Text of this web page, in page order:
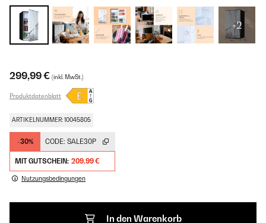
+2
299,99 € (inkl. MwSt.)
Produktdatenblatt
ARTIKELNUMMER: 10045805
-30% CODE: SALE30P
MIT GUTSCHEIN: 209,99 €
Nutzungsbedingungen
In den Warenkorb